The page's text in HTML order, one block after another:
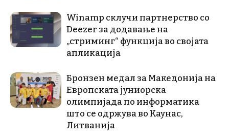
Winamp склучи партнерство со
Deezer за додавање на
„стриминг“ функција во својата
апликација
Бронзен медал за Македонија на
Европската јуниорска
олимпијада по информатика
што се одржува во Каунас,
Литванија